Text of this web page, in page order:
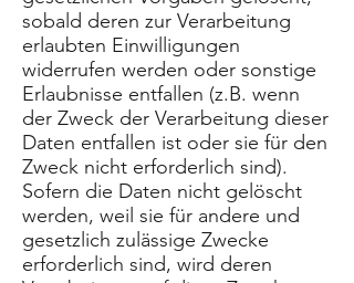
sobald deren zur Verarbeitung
erlaubten Einwilligungen
widerrufen werden oder sonstige
Erlaubnisse entfallen (z.B. wenn
der Zweck der Verarbeitung dieser
Daten entfallen ist oder sie für den
Zweck nicht erforderlich sind).
Sofern die Daten nicht gelöscht
werden, weil sie für andere und
gesetzlich zulässige Zwecke
erforderlich sind, wird deren